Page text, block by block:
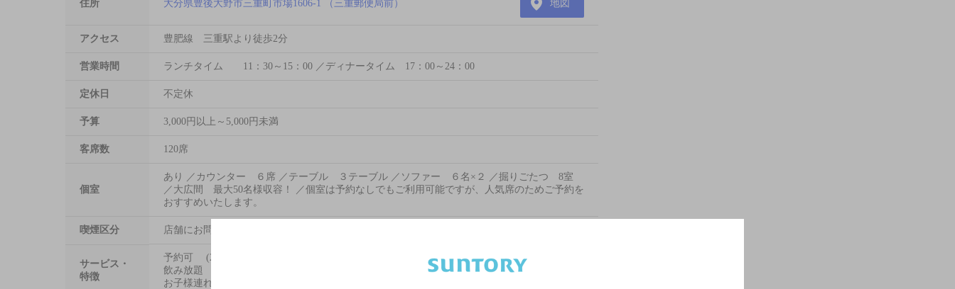
住所 大分県豊後大野市三重町市場1606-1 （三重郵便局前） 地図
アクセス 豊肥線 三重駅より徒歩2分
営業時間 ランチタイム 11：30～15：00 ／ディナータイム 17：00～24：00
定休日 不定休
予算 3,000円以上～5,000円未満
客席数 120席
個室
あり ／カウンター ６席 ／テーブル ３テーブル ／ソファー ６名×２ ／掘りごたつ 8室
／大広間 最大50名様収容！ ／個室は予約なしでもご利用可能ですが、人気席のためご予約を
おすすめいたします。
喫煙区分 店舗にお問い合わせください
サービス・
特徴
予約可 (2名様から) お一人様からOK！カウンター指定など可！コース料理は2名様~
飲み放題 １３８９円～
お子様連れ大歓迎